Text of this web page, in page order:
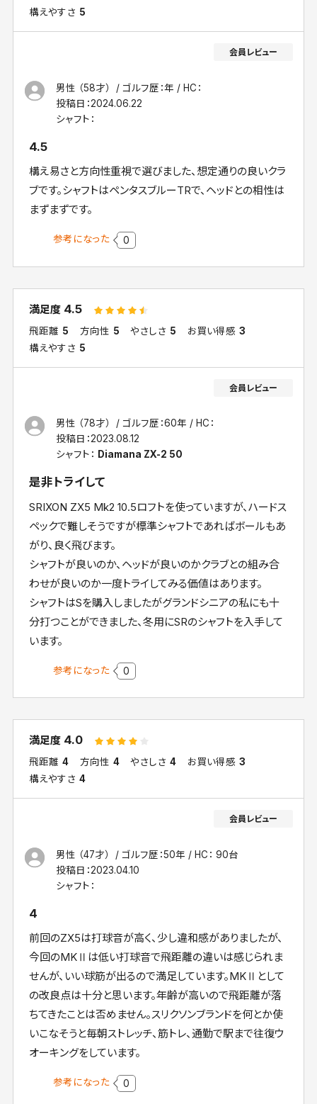
構えやすさ 5
男性 （58才） ゴルフ歴：年
HC：
投稿日：2024.06.22
シャフト：
4.5
構え易さと方向性重視で選びました、想定通りの良いクラ
ブです。シャフトはペンタスブルーTRで、ヘッドとの相性は
まずまずです。
参考になった 0
満足度 4.5
飛距離 5 方向性 5 やさしさ 5 お買い得感 3
構えやすさ 5
男性 （78才） ゴルフ歴：60年
HC：
投稿日：2023.08.12
シャフト： Diamana ZX-2 50
是非トライして
SRIXON ZX5 Mk2 10.5ロフトを使っていますが、ハードス
ペックで難しそうですが標準シャフトであればボールもあ
がり、良く飛びます。
シャフトが良いのか、ヘッドが良いのかクラブとの組み合
わせが良いのか一度トライしてみる価値はあります。
シャフトはSを購入しましたがグランドシニアの私にも十
分打つことができました、冬用にSRのシャフトを入手して
います。
参考になった 0
満足度 4.0
飛距離 4 方向性 4 やさしさ 4 お買い得感 3
構えやすさ 4
男性 （47才） ゴルフ歴：50年
HC： 90台
投稿日：2023.04.10
シャフト：
4
前回のZX5は打球音が高く、少し違和感がありましたが、
今回のMKⅡは低い打球音で飛距離の違いは感じられま
せんが、いい球筋が出るので満足しています。MKⅡとして
の改良点は十分と思います。年齢が高いので飛距離が落
ちてきたことは否めません。スリクソンブランドを何とか使
いこなそうと毎朝ストレッチ、筋トレ、通勤で駅まで往復ウ
オーキングをしています。
参考になった 0